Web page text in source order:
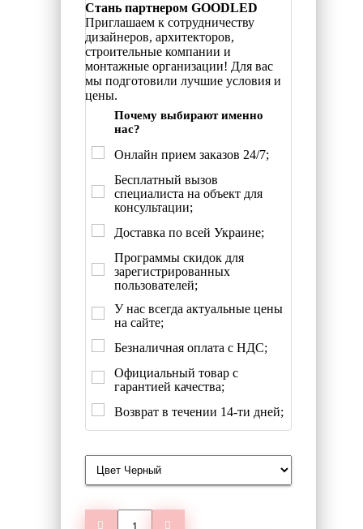
Стань партнером GOODLED
Приглашаем к сотрудничеству
дизайнеров, архитекторов,
строительные компании и
монтажные организации! Для вас
мы подготовили лучшие условия и
цены.
Почему выбирают именно
нас?
Онлайн прием заказов 24/7;
Бесплатный вызов
специалиста на объект для
консультации;
Доставка по всей Украине;
Программы скидок для
зарегистрированных
пользователей;
У нас всегда актуальные цены
на сайте;
Безналичная оплата с НДС;
Официальный товар с
гарантией качества;
Возврат в течении 14-ти дней;